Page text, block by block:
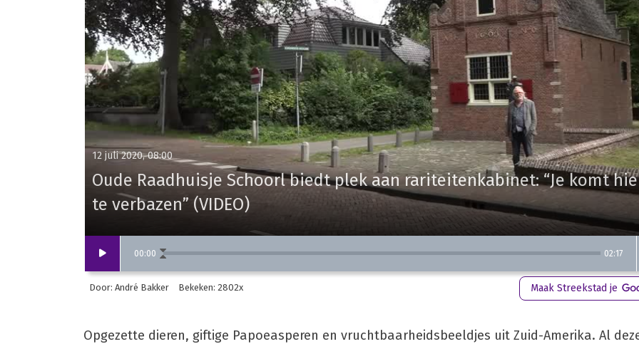
00:00 02:17
12 juli 2020, 08:00
Oude Raadhuisje Schoorl biedt plek aan rariteitenkabinet: “Je komt
te verbazen” (VIDEO)
Door: André Bakker Bekeken: 2802x Maak Streekstad je
Opgezette dieren, giftige Papoeasperen en vruchtbaarheidsbeeldjes uit Zuid-Amerika. Al